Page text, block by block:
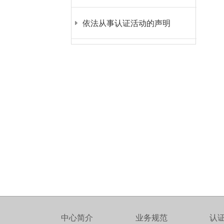
依法从事认证活动的声明
中心简介 业务规范 认